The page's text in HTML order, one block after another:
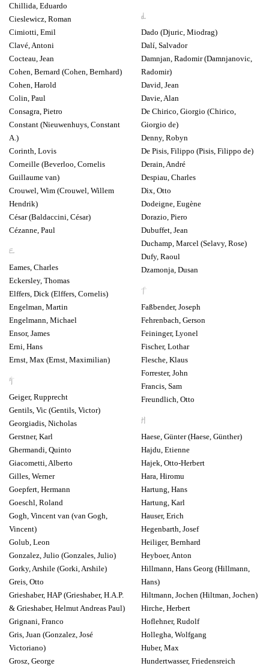
Chillida, Eduardo
Cieslewicz, Roman
Cimiotti, Emil
Clavé, Antoni
Cocteau, Jean
Cohen, Bernard (Cohen, Bernhard)
Cohen, Harold
Colin, Paul
Consagra, Pietro
Constant (Nieuwenhuys, Constant
A.)
Corinth, Lovis
Corneille (Beverloo, Cornelis
Guillaume van)
Crouwel, Wim (Crouwel, Willem
Hendrik)
César (Baldaccini, César)
Cézanne, Paul
D
Dado (Djuric, Miodrag)
Dalí, Salvador
Damnjan, Radomir (Damnjanovic,
Radomir)
David, Jean
Davie, Alan
De Chirico, Giorgio (Chirico,
Giorgio de)
Denny, Robyn
De Pisis, Filippo (Pisis, Filippo de)
Derain, André
Despiau, Charles
Dix, Otto
Dodeigne, Eugène
Dorazio, Piero
Dubuffet, Jean
Duchamp, Marcel (Selavy, Rose)
Dufy, Raoul
Dzamonja, Dusan
E
Eames, Charles
Eckersley, Thomas
Elffers, Dick (Elffers, Cornelis)
Engelman, Martin
Engelmann, Michael
Ensor, James
Erni, Hans
Ernst, Max (Ernst, Maximilian)
F
Faßbender, Joseph
Fehrenbach, Gerson
Feininger, Lyonel
Fischer, Lothar
Flesche, Klaus
Forrester, John
Francis, Sam
Freundlich, Otto
G
Geiger, Rupprecht
Gentils, Vic (Gentils, Victor)
Georgiadis, Nicholas
Gerstner, Karl
Ghermandi, Quinto
Giacometti, Alberto
Gilles, Werner
Goepfert, Hermann
Goeschl, Roland
Gogh, Vincent van (van Gogh,
Vincent)
Golub, Leon
Gonzalez, Julio (Gonzales, Julio)
Gorky, Arshile (Gorki, Arshile)
Greis, Otto
Grieshaber, HAP (Grieshaber, H.A.P.
& Grieshaber, Helmut Andreas Paul)
Grignani, Franco
Gris, Juan (Gonzalez, José
Victoriano)
Grosz, George
H
Haese, Günter (Haese, Günther)
Hajdu, Etienne
Hajek, Otto-Herbert
Hara, Hiromu
Hartung, Hans
Hartung, Karl
Hauser, Erich
Hegenbarth, Josef
Heiliger, Bernhard
Heyboer, Anton
Hillmann, Hans Georg (Hillmann,
Hans)
Hiltmann, Jochen (Hiltman, Jochen)
Hirche, Herbert
Hoflehner, Rudolf
Hollegha, Wolfgang
Huber, Max
Hundertwasser, Friedensreich